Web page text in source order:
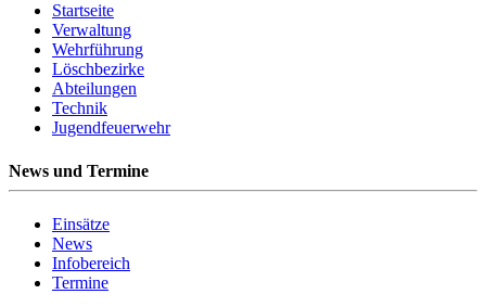
Startseite
Verwaltung
Wehrführung
Löschbezirke
Abteilungen
Technik
Jugendfeuerwehr
News und Termine
Einsätze
News
Infobereich
Termine